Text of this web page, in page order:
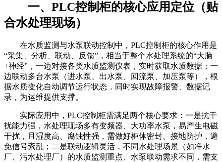
一、PLC控制柜的核心应用定位（贴
合水处理现场）
在水质监测与水泵联动控制中，PLC控制柜的核心作用是
“采集、分析、联动、反馈”，相当于整个水处理系统的“大脑
+神经”，一边对接各类水质监测仪表，实时获取水质数据；一
边联动多台水泵（进水泵、出水泵、回流泵、加压泵等），根
据水质变化自动调节运行状态，同时实现故障报警、数据记
录，为运维提供支撑。
实际应用中，PLC控制柜需满足两个核心要求：一是抗干
扰能力强，水处理现场多有变频器、大功率水泵，易产生电磁
干扰，且湿度高、腐蚀性强，需做好柜体密封、接地防护，避
免信号紊乱；二是联动逻辑灵活，不同水处理场景（如净水
厂、污水处理厂）的水质监测重点、水泵联动需求不同，需支